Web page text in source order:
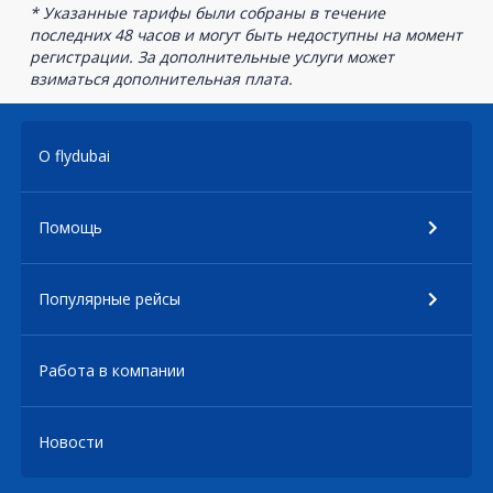
* Указанные тарифы были собраны в течение
последних 48 часов и могут быть недоступны на момент
регистрации. За дополнительные услуги может
взиматься дополнительная плата.
О flydubai
Помощь
Популярные рейсы
Работа в компании
Новости